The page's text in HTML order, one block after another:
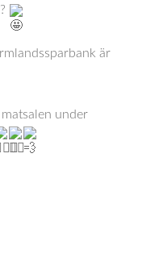
är
under